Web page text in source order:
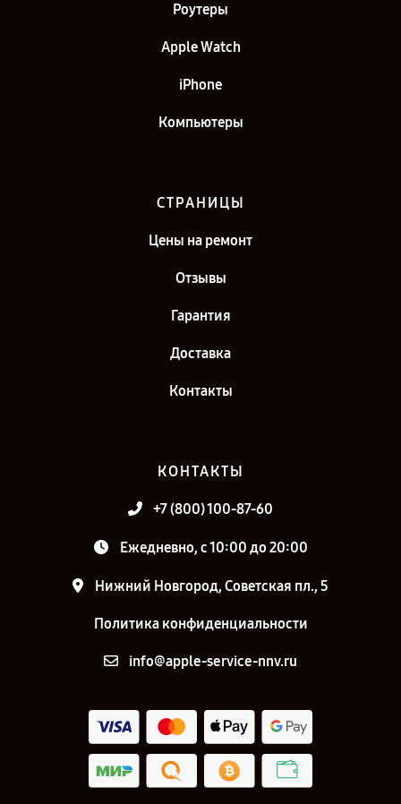
Роутеры
Apple Watch
iPhone
Компьютеры
СТРАНИЦЫ
Цены на ремонт
Отзывы
Гарантия
Доставка
Контакты
КОНТАКТЫ
+7 (800) 100-87-60
Ежедневно, с 10:00 до 20:00
Нижний Новгород, Советская пл., 5
Политика конфиденциальности
info@apple-service-nnv.ru